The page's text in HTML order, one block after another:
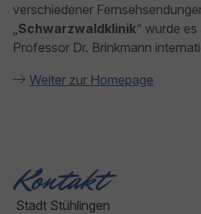
verschiedener
Schwarzwaldklinik“ wurde
Professor Dr. Brinkmann
Weiter zur Homepage
Kontakt
Stadt Stühlingen